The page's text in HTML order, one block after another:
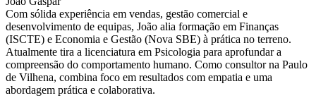
Com sólida experiência em vendas, gestão comercial e
desenvolvimento de equipas, João alia formação em Finanças
(ISCTE) e Economia e Gestão (Nova SBE) à prática no terreno.
Atualmente tira a licenciatura em Psicologia para aprofundar a
compreensão do comportamento humano. Como consultor na Paulo
de Vilhena, combina foco em resultados com empatia e uma
abordagem prática e colaborativa.